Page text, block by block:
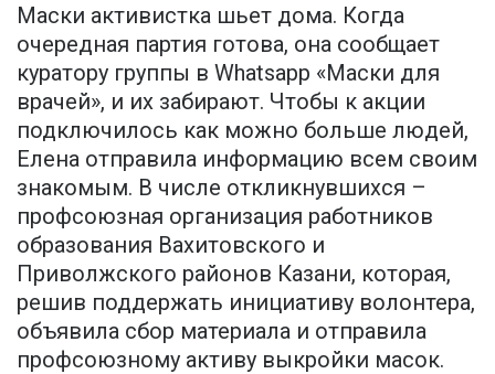
Маски активистка шьет дома. Когда
очередная партия готова, она сообщает
куратору группы в Whatsapp «Маски для
врачей», и их забирают. Чтобы к акции
подключилось как можно больше людей,
Елена отправила информацию всем своим
знакомым. В числе откликнувшихся –
профсоюзная организация работников
образования Вахитовского и
Приволжского районов Казани, которая,
решив поддержать инициативу волонтера,
объявила сбор материала и отправила
профсоюзному активу выкройки масок.